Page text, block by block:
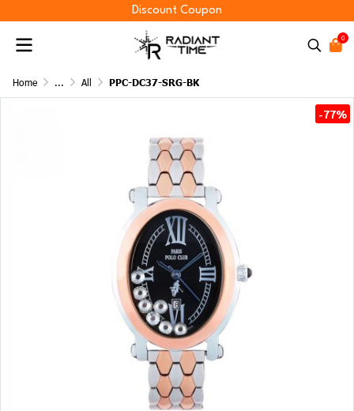
Discount Coupon
0
Home ... All PPC-DC37-SRG-BK
-77%